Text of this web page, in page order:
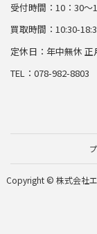
受付時間：10：30～
買取時間：10:30-
定休日：年中無休
TEL：078-982-8803
Copyright © 株式会社